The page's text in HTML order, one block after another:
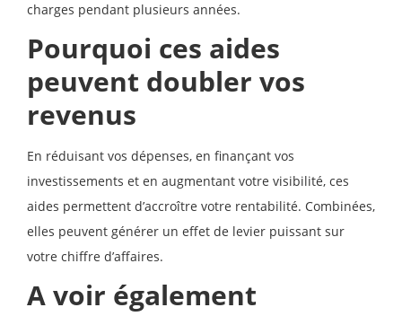
charges pendant plusieurs années.
Pourquoi ces aides
peuvent doubler vos
revenus
En réduisant vos dépenses, en finançant vos
investissements et en augmentant votre visibilité, ces
aides permettent d’accroître votre rentabilité. Combinées,
elles peuvent générer un effet de levier puissant sur
votre chiffre d’affaires.
A voir également